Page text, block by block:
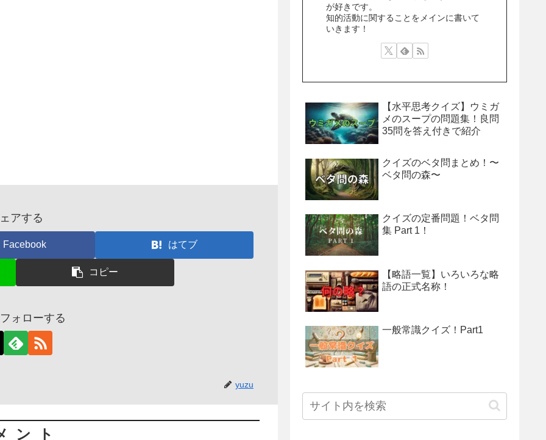
アする
Facebook はてブ
コピー
ォローする
yuzu
ント
が好きです。
知的活動に関することをメインに書いて
いきます！
【水平思考クイズ】ウミガ
メのスープの問題集！良問
35問を答え付きで紹介
クイズのベタ問まとめ！〜
ベタ問の森〜
クイズの定番問題！ベタ問
集 Part 1！
【略語一覧】いろいろな略
語の正式名称！
一般常識クイズ！Part1